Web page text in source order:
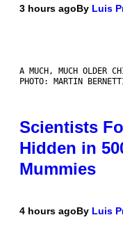
3 hours agoBy Luis
A MUCH, MUCH OLDER
PHOTO: MARTIN
Scientists
Hidden in
Mummies
4 hours agoBy Luis